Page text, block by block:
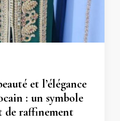
et l’élégance
: un symbole
raffinement